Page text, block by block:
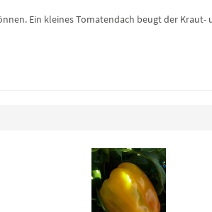
Ein kleines Tomatendach beugt der Kraut-